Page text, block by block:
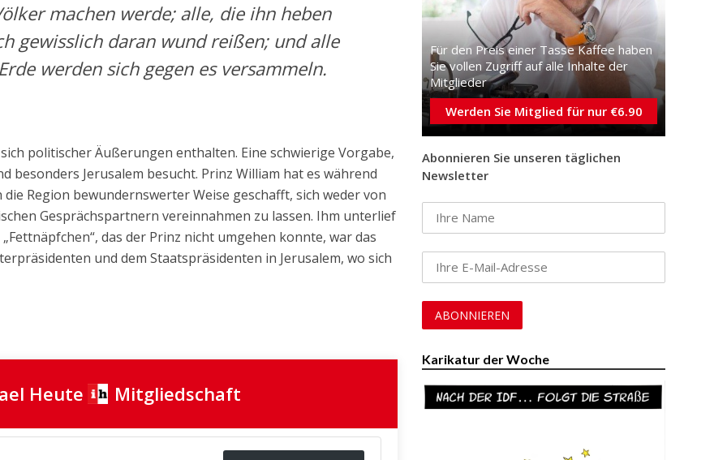
machen werde; alle, die ihn heben
gewisslich daran wund reißen; und alle
werden sich gegen es versammeln.
politischer Äußerungen enthalten. Eine schwierige Vorgabe,
besonders Jerusalem besucht. Prinz William hat es während
Region bewundernswerter Weise geschafft, sich weder von
Gesprächspartnern vereinnahmen zu lassen. Ihm unterlief
das der Prinz nicht umgehen konnte, war das
und dem Staatspräsidenten in Jerusalem, wo sich
Heute Mitgliedschaft
Für den Preis einer Tasse Kaffee haben
Sie vollen Zugriff auf alle Inhalte der
Mitglieder
Werden Sie Mitglied für nur €6.90
Abonnieren Sie unseren täglichen
Newsletter
Karikatur der Woche